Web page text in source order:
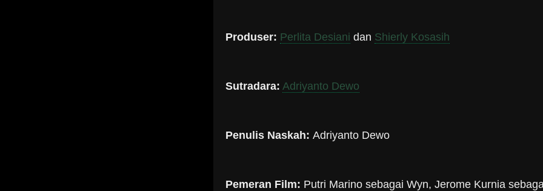
Produser: Perlita Desiani dan Shierly Kosasih
Sutradara: Adriyanto Dewo
Penulis Naskah: Adriyanto Dewo
Pemeran Film: Putri Marino sebagai Wyn, Jerome Kurnia